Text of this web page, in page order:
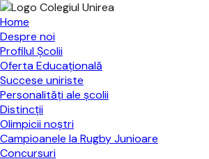
Home
Despre noi
Profilul Școlii
Oferta Educațională
Succese uniriste
Personalităţi ale şcolii
Distincţii
Olimpicii noştri
Campioanele la Rugby Junioare
Concursuri